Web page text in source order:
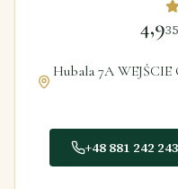
4,935
Hubala 7A WEJŚCIE
+48 881 242 243